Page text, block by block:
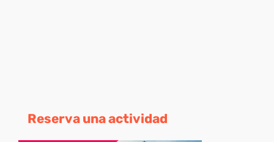
Reserva una actividad